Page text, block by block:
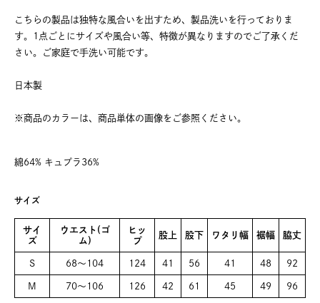
こちらの製品は独特な風合いを出すため、製品洗いを行っておりま
す。1点ごとにサイズや風合い等、特徴が異なりますのでご了承くだ
さい。ご家庭で手洗い可能です。
日本製
※商品のカラーは、商品単体の画像をご参照ください。
綿64% キュプラ36%
サイズ
サイ
ズ
ウエスト(ゴ
ム)
ヒッ
プ
股上 股下 ワタリ幅 裾幅 脇丈
S 68～104 124 41 56 41 48 92
M 70～106 126 42 61 45 49 96